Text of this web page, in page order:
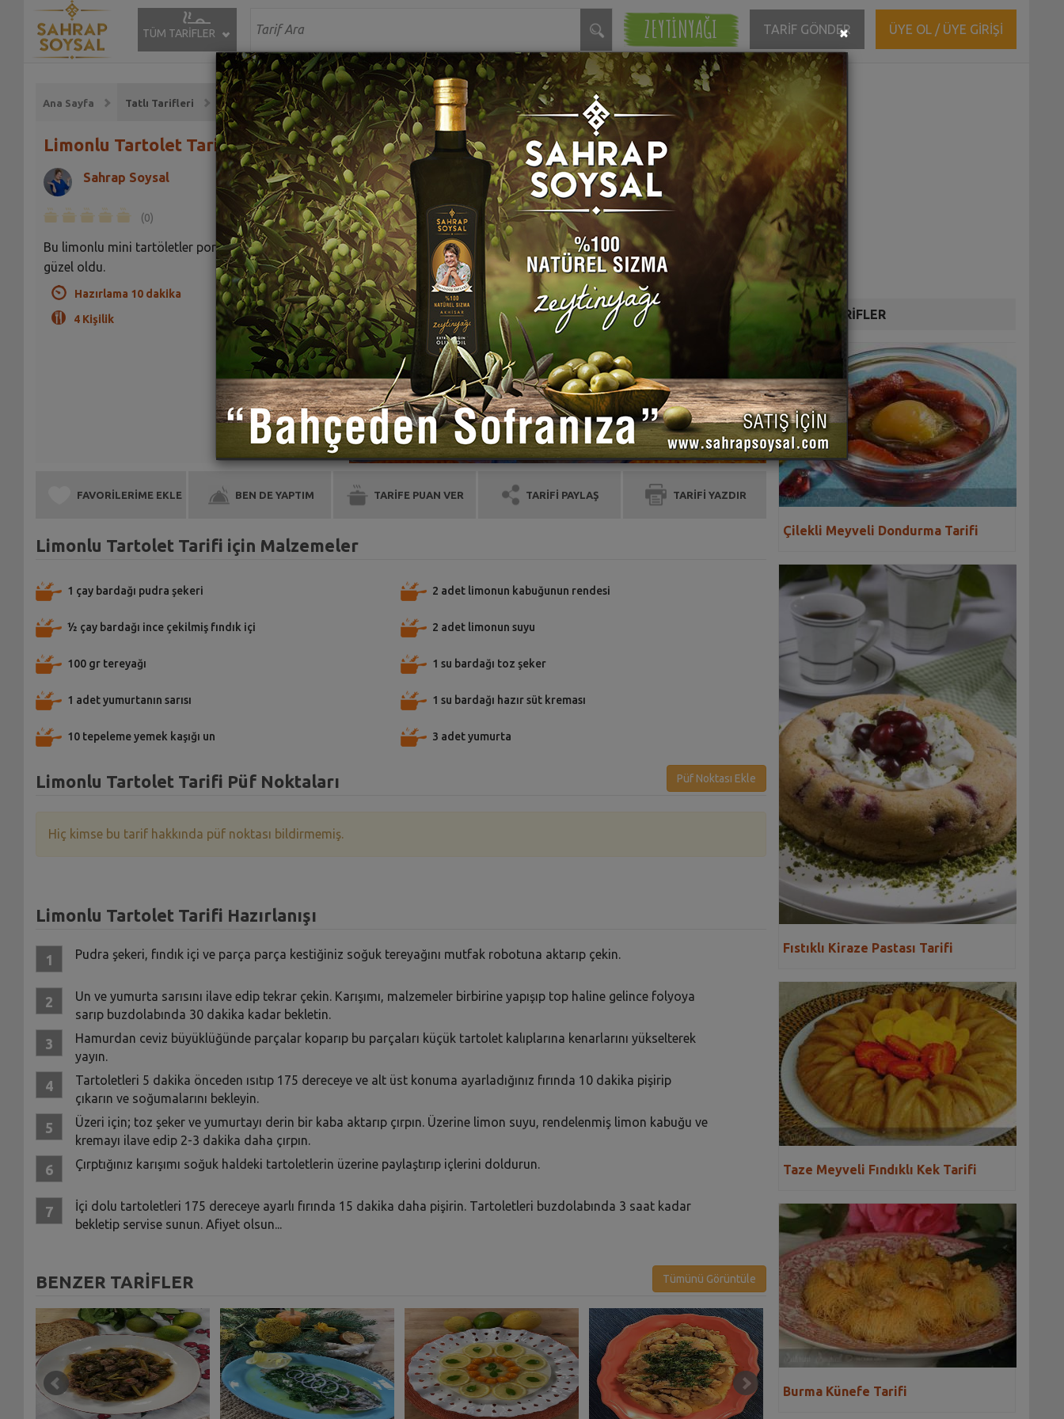
TÜM TARİFLER ZEYTİNYAĞI TARİF GÖNDER ÜYE OL / ÜYE GİRİŞİ
Ana Sayfa Tatlı Tarifleri
Limonlu Tartolet Tarifi
Sahrap Soysal
(0)
Bu limonlu mini tartöletler porsiyonluk olarak çok
güzel oldu.
Hazırlama 10 dakika
4 Kişilik
FAVORİLERİME EKLE BEN DE YAPTIM TARİFE PUAN VER TARİFİ PAYLAŞ TARİFİ YAZDIR
Limonlu Tartolet Tarifi için Malzemeler
1 çay bardağı pudra şekeri
½ çay bardağı ince çekilmiş fındık içi
100 gr tereyağı
1 adet yumurtanın sarısı
10 tepeleme yemek kaşığı un
2 adet limonun kabuğunun rendesi
2 adet limonun suyu
1 su bardağı toz şeker
1 su bardağı hazır süt kreması
3 adet yumurta
Limonlu Tartolet Tarifi Püf Noktaları Püf Noktası Ekle
Hiç kimse bu tarif hakkında püf noktası bildirmemiş.
Limonlu Tartolet Tarifi Hazırlanışı
Pudra şekeri, fındık içi ve parça parça kestiğiniz soğuk tereyağını mutfak robotuna aktarıp çekin.
Un ve yumurta sarısını ilave edip tekrar çekin. Karışımı, malzemeler birbirine yapışıp top haline gelince folyoya
sarıp buzdolabında 30 dakika kadar bekletin.
Hamurdan ceviz büyüklüğünde parçalar koparıp bu parçaları küçük tartolet kalıplarına kenarlarını yükselterek
yayın.
Tartoletleri 5 dakika önceden ısıtıp 175 dereceye ve alt üst konuma ayarladığınız fırında 10 dakika pişirip
çıkarın ve soğumalarını bekleyin.
Üzeri için; toz şeker ve yumurtayı derin bir kaba aktarıp çırpın. Üzerine limon suyu, rendelenmiş limon kabuğu ve
kremayı ilave edip 2-3 dakika daha çırpın.
Çırptığınız karışımı soğuk haldeki tartoletlerin üzerine paylaştırıp içlerini doldurun.
İçi dolu tartoletleri 175 dereceye ayarlı fırında 15 dakika daha pişirin. Tartoletleri buzdolabında 3 saat kadar
bekletip servise sunun. Afiyet olsun...
BENZER TARİFLER Tümünü Görüntüle
DİĞER TARİFLER
Çilekli Meyveli Dondurma Tarifi
Fıstıklı Kiraze Pastası Tarifi
Taze Meyveli Fındıklı Kek Tarifi
Burma Künefe Tarifi
×Close